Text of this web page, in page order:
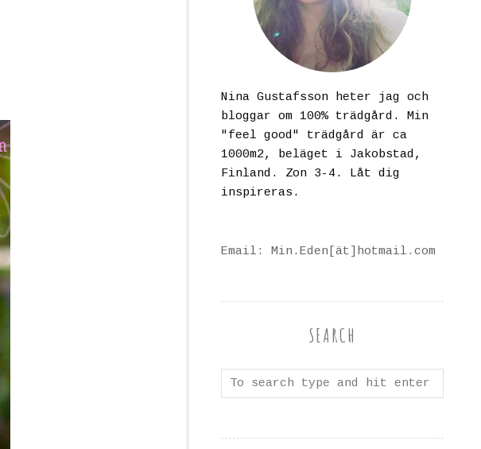
Nina Gustafsson heter jag och
bloggar om 100% trädgård. Min
"feel good" trädgård är ca
1000m2, beläget i Jakobstad,
Finland. Zon 3-4. Låt dig
inspireras.
Email: Min.Eden[ät]hotmail.com
SEARCH